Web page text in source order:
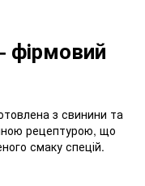
фірмовий
з свинини та
рецептурою, що
смаку спецій.